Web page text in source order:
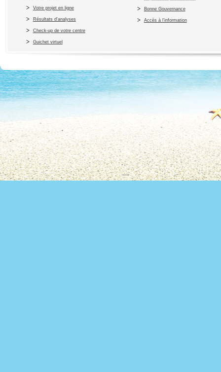
Votre projet en ligne
Résultats d'analyses
Check-up de votre centre
Guichet virtuel
Bonne Gouvernance
Accès à l’information